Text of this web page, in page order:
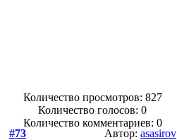
Количество просмотров: 827
Количество голосов:0
Количество комментариев: 0
#73
Автор: asasirov